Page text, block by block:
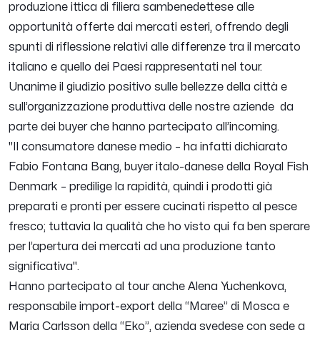
produzione ittica di filiera sambenedettese alle
opportunità offerte dai mercati esteri, offrendo degli
spunti di riflessione relativi alle differenze tra il mercato
italiano e quello dei Paesi rappresentati nel tour.
Unanime il giudizio positivo sulle bellezze della città e
sull’organizzazione produttiva delle nostre aziende da
parte dei buyer che hanno partecipato all’incoming.
" Il consumatore danese medio – ha infatti dichiarato
Fabio Fontana Bang, buyer italo-danese della Royal Fish
Denmark – predilige la rapidità, quindi i prodotti già
preparati e pronti per essere cucinati rispetto al pesce
fresco; tuttavia la qualità che ho visto qui fa ben sperare
per l’apertura dei mercati ad una produzione tanto
significativa".
Hanno partecipato al tour anche Alena Yuchenkova,
responsabile import-export della “Maree” di Mosca e
Maria Carlsson della “Eko”, azienda svedese con sede a